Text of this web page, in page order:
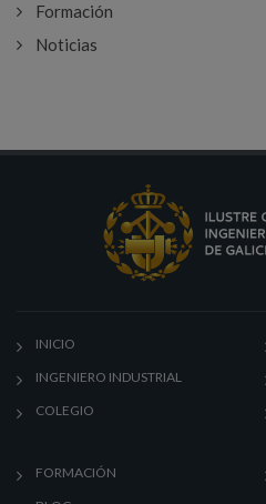
Formación
Noticias
INICIO
INGENIERO INDUSTRIAL
COLEGIO
FORMACIÓN